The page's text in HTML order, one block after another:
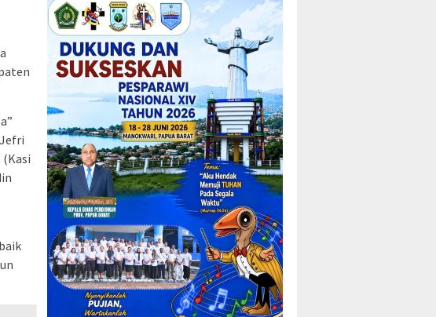
(Kasi